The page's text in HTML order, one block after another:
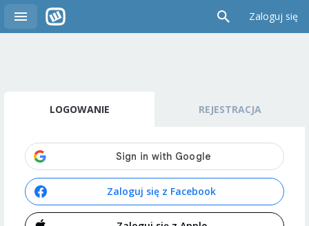
Zaloguj się
LOGOWANIE REJESTRACJA
Zaloguj się z Facebook